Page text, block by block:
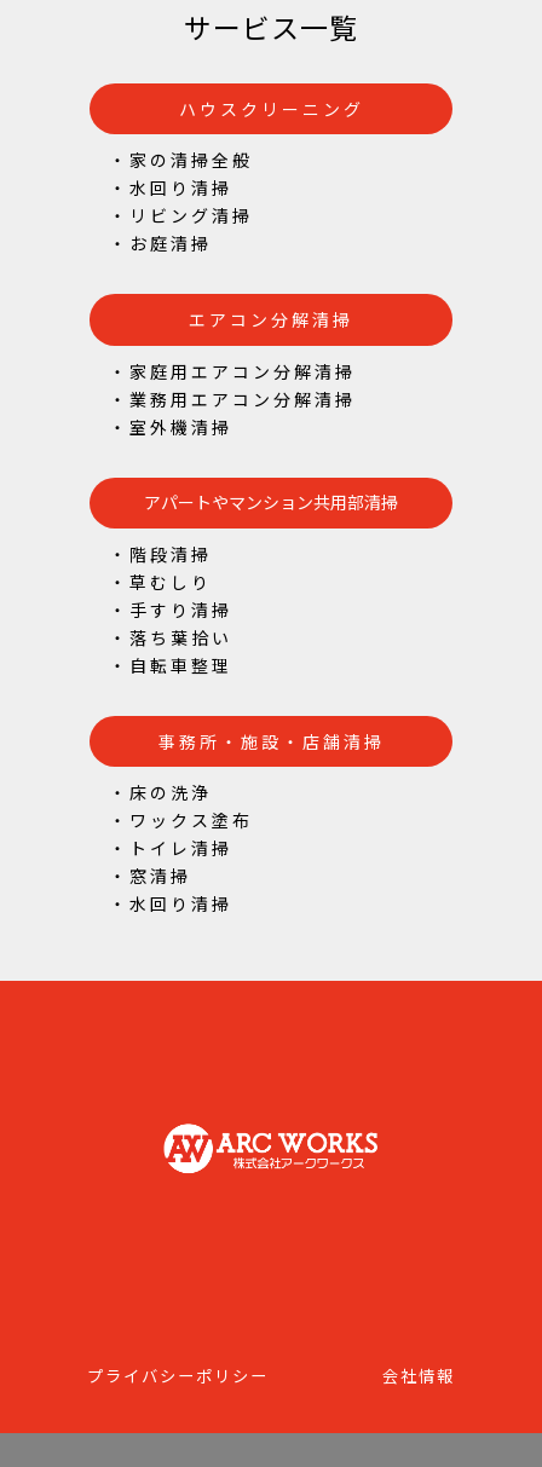
サービス一覧
ハウスクリーニング
・家の清掃全般
・水回り清掃
・リビング清掃
・お庭清掃
エアコン分解清掃
・家庭用エアコン分解清掃
・業務用エアコン分解清掃
・室外機清掃
アパートやマンション共用部清掃
・階段清掃
・草むしり
・手すり清掃
・落ち葉拾い
・自転車整理
事務所・施設・店舗清掃
・床の洗浄
・ワックス塗布
・トイレ清掃
・窓清掃
・水回り清掃
プライバシーポリシー 会社情報